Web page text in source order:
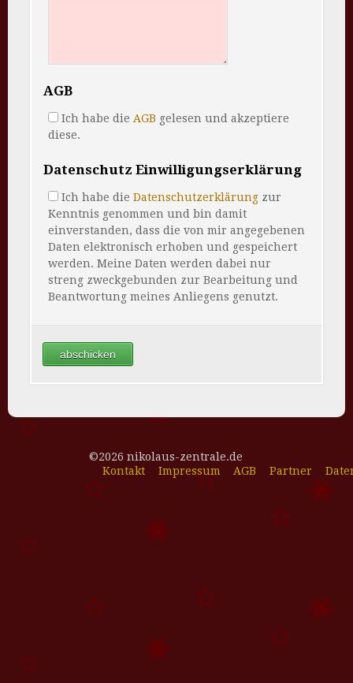
AGB
Ich habe die AGB gelesen und akzeptiere
diese.
Datenschutz Einwilligungserklärung
Ich habe die Datenschutzerklärungzur
Kenntnis genommen und bin damit
einverstanden, dass die von mir angegebenen
Daten elektronisch erhoben und gespeichert
werden. Meine Daten werden dabei nur
streng zweckgebunden zur Bearbeitung und
Beantwortung meines Anliegens genutzt.
©2026 nikolaus-zentrale.de
Kontakt
Impressum AGB Partner